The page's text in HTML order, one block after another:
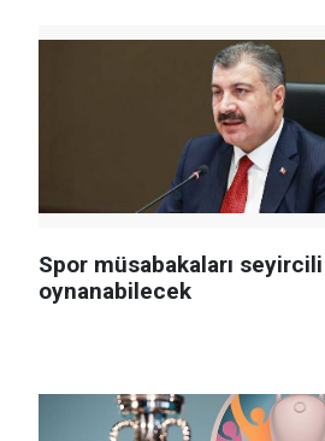
Spor müsabakaları seyircili
oynanabilecek